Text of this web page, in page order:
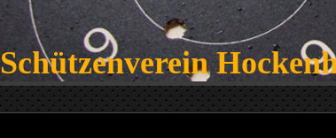
Schützenverein